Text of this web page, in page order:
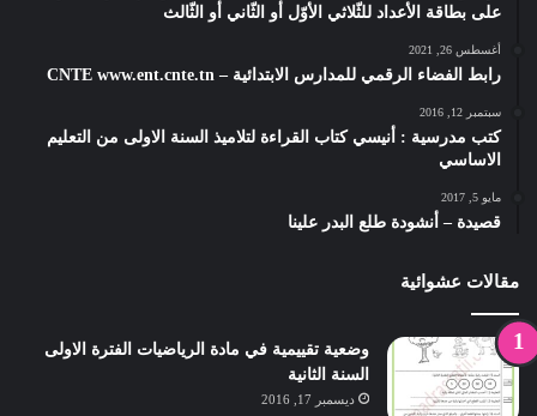
على بطاقة الأعداد للثّلاثي الأوّل أو الثّاني أو الثّالث
أغسطس 26, 2021
رابط الفضاء الرقمي للمدارس الابتدائية – CNTE www.ent.cnte.tn
سبتمبر 12, 2016
كتب مدرسية : أنيسي كتاب القراءة لتلاميذ السنة الاولى من التعليم
الاساسي
مايو 5, 2017
قصيدة – أنشودة طلع البدر علينا
مقالات عشوائية
وضعية تقييمية في مادة الرياضيات الفترة الاولى
السنة الثانية
ديسمبر 17, 2016